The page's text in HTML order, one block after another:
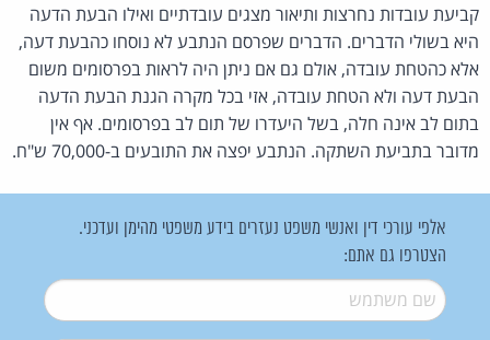
קביעת עובדות נחרצות ותיאור מצגים עובדתיים ואילו הבעת הדעה
היא בשולי הדברים. הדברים שפרסם הנתבע לא נוסחו כהבעת דעה,
אלא כהטחת עובדה, אולם גם אם ניתן היה לראות בפרסומים משום
הבעת דעה ולא הטחת עובדה, אזי בכל מקרה הגנת הבעת הדעה
בתום לב אינה חלה, בשל היעדרו של תום לב בפרסומים. אף אין
מדובר בתביעת השתקה. הנתבע יפצה את התובעים ב-70,000 ש"ח.
אלפי עורכי דין ואנשי משפט נעזרים בידע משפטי מהימן ועדכני.
הצטרפו גם אתם:
שם משתמש*